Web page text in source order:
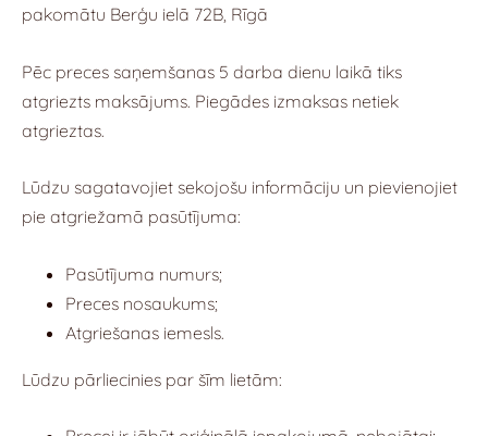
pakomātu Berģu ielā 72B, Rīgā
Pēc preces saņemšanas 5 darba dienu laikā tiks
atgriezts maksājums. Piegādes izmaksas netiek
atgrieztas.
Lūdzu sagatavojiet sekojošu informāciju un pievienojiet
pie atgriežamā pasūtījuma:
Pasūtījuma numurs;
Preces nosaukums;
Atgriešanas iemesls.
Lūdzu pārliecinies par šīm lietām: